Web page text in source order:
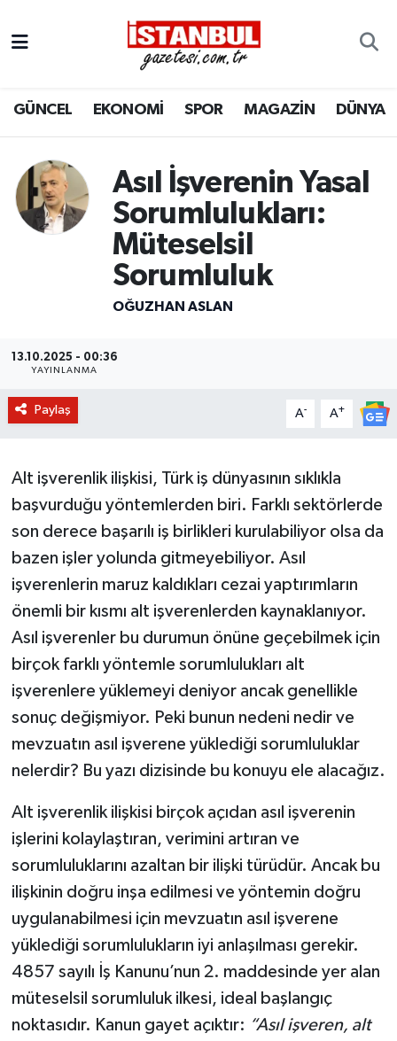
GÜNCEL EKONOMİ SPOR MAGAZİN DÜNYA
Asıl İşverenin Yasal
Sorumlulukları:
Müteselsil
Sorumluluk
OĞUZHAN ASLAN
13.10.2025 - 00:36
YAYINLANMA
Paylaş A- A+
Alt işverenlik ilişkisi, Türk iş dünyasının sıklıkla
başvurduğu yöntemlerden biri. Farklı sektörlerde
son derece başarılı iş birlikleri kurulabiliyor olsa da
bazen işler yolunda gitmeyebiliyor. Asıl
işverenlerin maruz kaldıkları cezai yaptırımların
önemli bir kısmı alt işverenlerden kaynaklanıyor.
Asıl işverenler bu durumun önüne geçebilmek için
birçok farklı yöntemle sorumlulukları alt
işverenlere yüklemeyi deniyor ancak genellikle
sonuç değişmiyor. Peki bunun nedeni nedir ve
mevzuatın asıl işverene yüklediği sorumluluklar
nelerdir? Bu yazı dizisinde bu konuyu ele alacağız.
Alt işverenlik ilişkisi birçok açıdan asıl işverenin
işlerini kolaylaştıran, verimini artıran ve
sorumluluklarını azaltan bir ilişki türüdür. Ancak bu
ilişkinin doğru inşa edilmesi ve yöntemin doğru
uygulanabilmesi için mevzuatın asıl işverene
yüklediği sorumlulukların iyi anlaşılması gerekir.
4857 sayılı İş Kanunu’nun 2. maddesinde yer alan
müteselsil sorumluluk ilkesi, ideal başlangıç
noktasıdır. Kanun gayet açıktır: “Asıl işveren, alt
EKONOMİ
İSTANBUL
DÜNYA
BİLİM VE TEKNOLOJİ
OTOMOBİL
KURUMSAL
Nöbetçi Eczaneler
Hava Durumu
Trafik Durumu
Süper Lig Puan Durumu ve Fikstür
Tüm Manşetler